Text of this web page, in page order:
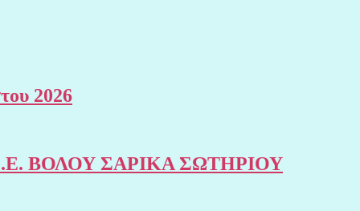
2026
Σ.Ε. ΒΟΛΟΥ ΣΑΡΙΚΑ ΣΩΤΗΡΙΟΥ